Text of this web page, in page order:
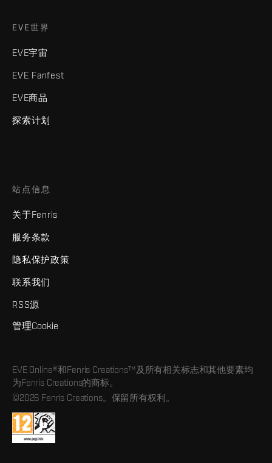
EVE世界
EVE宇宙
EVE Fanfest
EVE商品
探索计划
站点信息
关于Fenris
服务条款
隐私保护政策
联系我们
RSS源
管理Cookie
EVE Online®和Fenris Creations™及所有相关标志和其他要素均
为Fenris Creations的商标。
©2026 Fenris Creations。保留所有权利。